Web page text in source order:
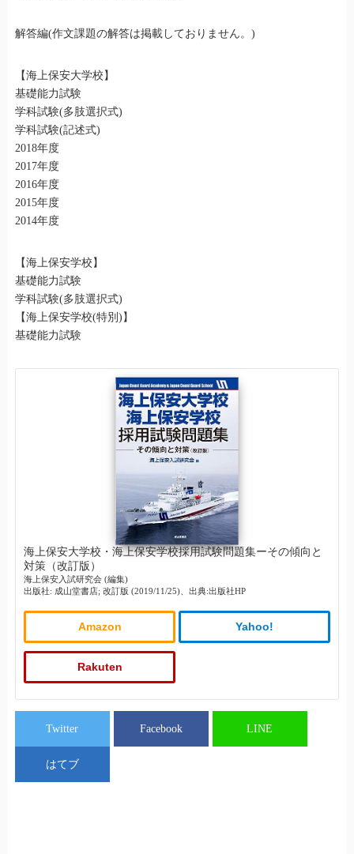
解答編(作文課題の解答は掲載しておりません。)
【海上保安大学校】
基礎能力試験
学科試験(多肢選択式)
学科試験(記述式)
2018年度
2017年度
2016年度
2015年度
2014年度
【海上保安学校】
基礎能力試験
学科試験(多肢選択式)
【海上保安学校(特別)】
基礎能力試験
海上保安大学校・海上保安学校採用試験問題集ーその傾向と
対策（改訂版）
海上保安入試研究会 (編集)
出版社: 成山堂書店; 改訂版 (2019/11/25)、出典:出版社HP
Amazon Yahoo!
Rakuten
Twitter Facebook LINE
はてブ